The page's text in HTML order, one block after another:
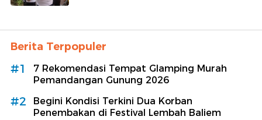
Berita Terpopuler
#1
7 Rekomendasi Tempat Glamping Murah
Pemandangan Gunung 2026
#2
Begini Kondisi Terkini Dua Korban
Penembakan di Festival Lembah Baliem